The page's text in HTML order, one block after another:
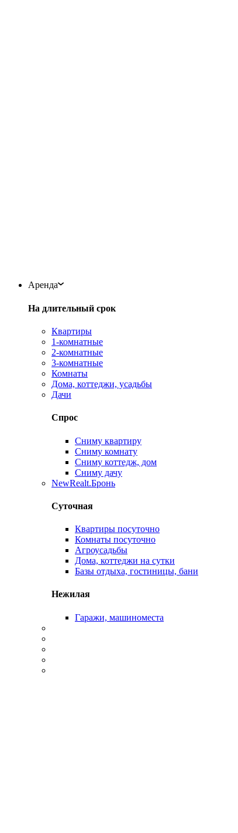
Аренда
На длительный срок
Квартиры
1-комнатные
2-комнатные
3-комнатные
Комнаты
Дома, коттеджи, усадьбы
Дачи
Спрос
Сниму квартиру
Сниму комнату
Сниму коттедж, дом
Сниму дачу
NewRealt.Бронь
Суточная
Квартиры посуточно
Комнаты посуточно
Агроусадьбы
Дома, коттеджи на сутки
Базы отдыха, гостиницы, бани
Нежилая
Гаражи, машиноместа